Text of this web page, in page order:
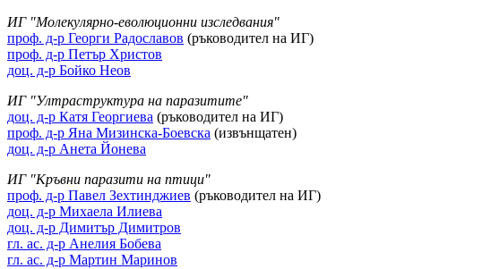
ИГ "Молекулярно-еволюционни изследвания"
проф. д-р Георги Радославов (ръководител на ИГ)
проф. д-р Петър Христов
доц. д-р Бойко Неов
ИГ "Ултраструктура на паразитите"
доц. д-р Катя Георгиева (ръководител на ИГ)
проф. д-р Яна Мизинска-Боевска (извънщатен)
доц. д-р Анета Йонева
ИГ "Кръвни паразити на птици"
проф. д-р Павел Зехтинджиев (ръководител на ИГ)
доц. д-р Михаела Илиева
доц. д-р Димитър Димитров
гл. ас. д-р Анелия Бобева
гл. ас. д-р Мартин Маринов